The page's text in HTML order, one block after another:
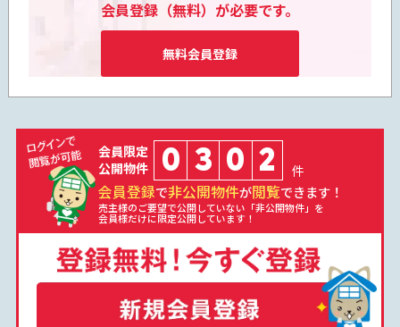
会員登録（無料）が必要です。
無料会員登録
会員限定
公開物件
0 3 0 2 件
会員登録で非公開物件が閲覧できます！
売主様のご要望で公開していない「非公開物件」を
会員様だけに限定公開しています！